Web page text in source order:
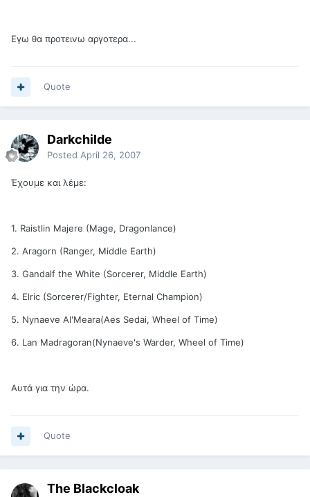
Εγω θα προτεινω αργοτερα...
Quote
Darkchilde
Posted April 26, 2007
Έχουμε και λέμε:
1. Raistlin Majere (Mage, Dragonlance)
2. Aragorn (Ranger, Middle Earth)
3. Gandalf the White (Sorcerer, Middle Earth)
4. Elric (Sorcerer/Fighter, Eternal Champion)
5. Nynaeve Al'Meara(Aes Sedai, Wheel of Time)
6. Lan Madragoran(Nynaeve's Warder, Wheel of Time)
Αυτά για την ώρα.
Quote
The Blackcloak